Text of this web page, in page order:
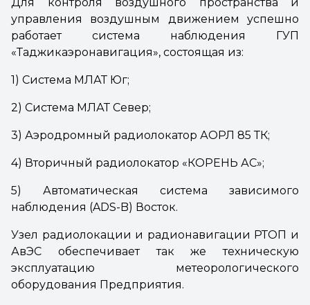
Для контроля воздушного пространства и
управления воздушным движением успешно
работает система наблюдения ГУП
«Таджикаэронавигация», состоящая из:
1) Система МЛАТ Юг;
2) Система МЛАТ Север;
3) Аэродромный радиолокатор АОРЛ 85 ТК;
4) Вторичный радиолокатор «КОРЕНЬ АС»;
5) Автоматическая система зависимого
наблюдения (ADS-B) Восток.
Узел радиолокации и радионавигации РТОП и
АвЭС обеспечивает так же техническую
эксплуатацию метеорологического
оборудования Предприятия.